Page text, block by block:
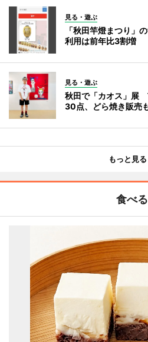
見る・遊ぶ
「秋田竿燈まつり」
利用は前年比3割増
見る・遊ぶ
秋田で「カオス」展
30点、どら焼き販売
もっと見る
食べる